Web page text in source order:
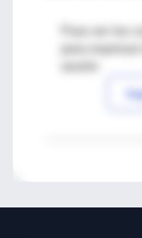
Para ver los